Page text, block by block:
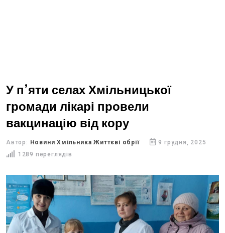
У п’яти селах Хмільницької
громади лікарі провели
вакцинацію від кору
Автор: Новини Хмільника Життєві обрії
9 грудня, 2025
1289 переглядів